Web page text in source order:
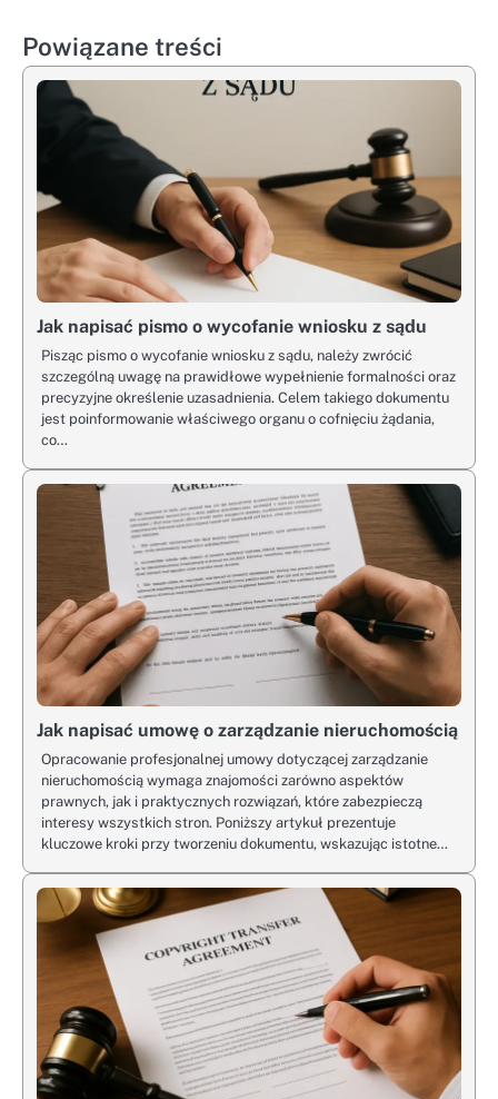
Powiązane treści
Jak napisać pismo o wycofanie wniosku z sądu
Pisząc pismo o wycofanie wniosku z sądu, należy zwrócić
szczególną uwagę na prawidłowe wypełnienie formalności oraz
precyzyjne określenie uzasadnienia. Celem takiego dokumentu
jest poinformowanie właściwego organu o cofnięciu żądania,
co…
Jak napisać umowę o zarządzanie nieruchomością
Opracowanie profesjonalnej umowy dotyczącej zarządzanie
nieruchomością wymaga znajomości zarówno aspektów
prawnych, jak i praktycznych rozwiązań, które zabezpieczą
interesy wszystkich stron. Poniższy artykuł prezentuje
kluczowe kroki przy tworzeniu dokumentu, wskazując istotne…